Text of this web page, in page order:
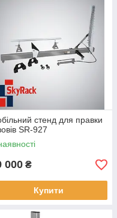
стенд для правки
SR-927
000 ₴
Купити